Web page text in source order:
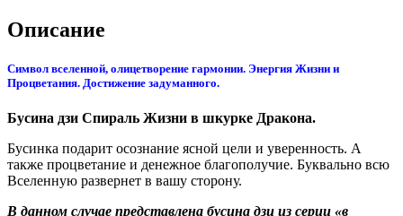
Описание
Символ вселенной, олицетворение гармонии. Энергия Жизни и
Процветания. Достижение задуманного.
Бусина дзи Спираль Жизни в шкурке Дракона.
Бусинка подарит осознание ясной цели и уверенность. А
также процветание и денежное благополучие. Буквально всю
Вселенную развернет в вашу сторону.
В данном случае представлена бусина дзи из серии «в